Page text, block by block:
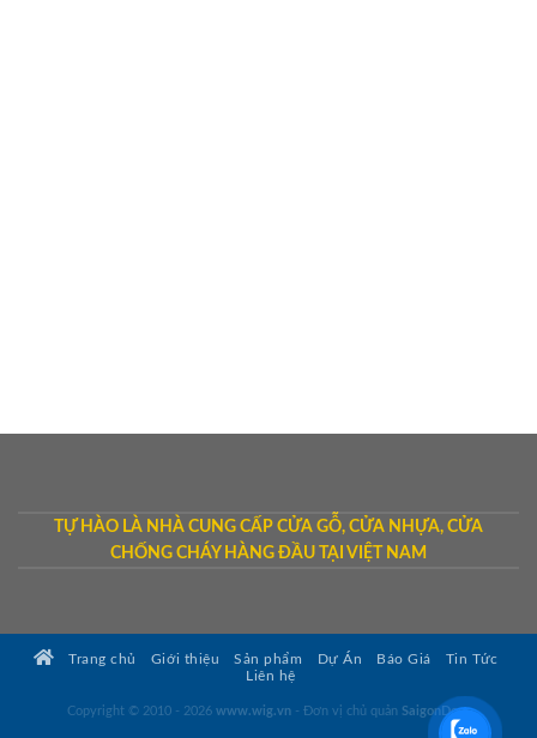
TỰ HÀO LÀ NHÀ CUNG CẤP CỬA GỖ, CỬA NHỰA, CỬA
CHỐNG CHÁY HÀNG ĐẦU TẠI VIỆT NAM
Trang chủ Giới thiệu Sản phẩm Dự Án Báo Giá
Tin Tức
Liên hệ
Copyright © 2010 - 2026 www.wig.vn - Đơn vị chủ quản SaigonDoor